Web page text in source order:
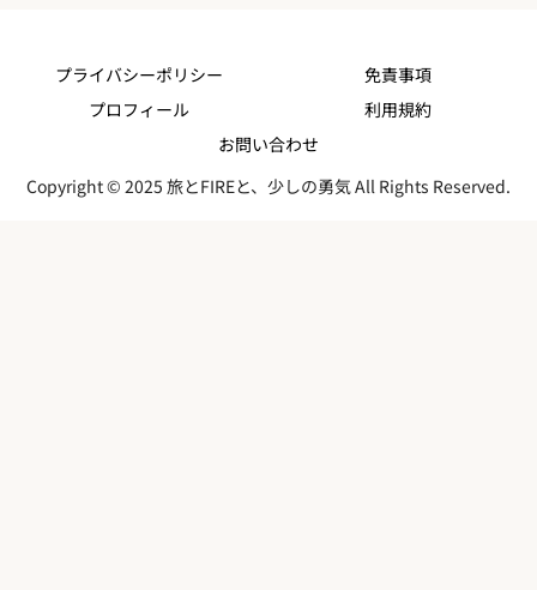
プライバシーポリシー
免責事項
プロフィール
利用規約
お問い合わせ
Copyright © 2025 旅とFIREと、少しの勇気 All Rights Reserved.